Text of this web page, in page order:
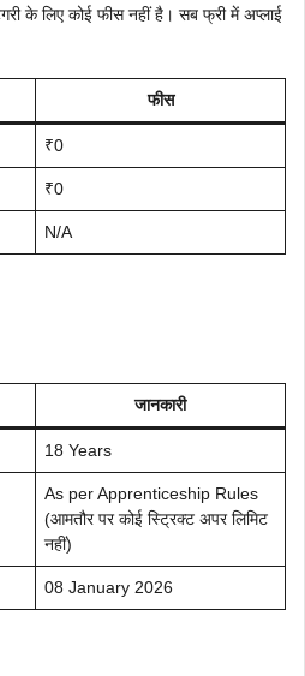
के लिए कोई फीस नहीं है। सब फ्री में अप्लाई
फीस
₹0
₹0
N/A
जानकारी
18 Years
As per Apprenticeship Rules
(आमतौर पर कोई स्ट्रिक्ट अपर लिमिट
नहीं)
08 January 2026